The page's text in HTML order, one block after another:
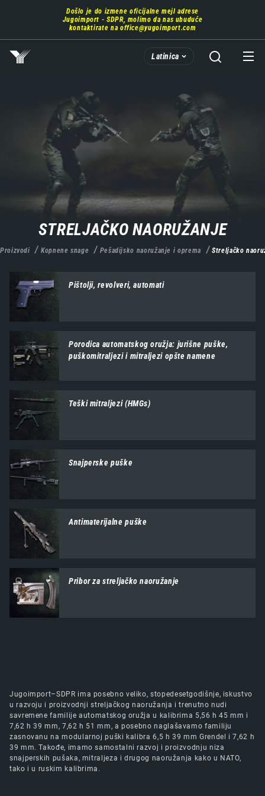
glavni
deo
sadržaja
Došlo je do izmene oficijalne mejl adrese
Jugoimport - SDPR, molimo da nas ubuduće
kontaktirate na office@yugoimport.com
Latinica
STRELJAČKO NAORUŽANJE
Proizvodi Kopnene snage Pešadijsko naoružanje i oprema Streljačko
Pištolji, revolveri, automati
Porodica automatskog oružja: jurišne puške,
puškomitraljezi i mitraljezi opšte namene
Teški mitraljezi (HMGs)
Snajperske puške
Antimaterijalne puške
Pribor za streljačko naoružanje
Jugoimport–SDPR ima posebno veliko, stopedesetgodišnje, iskustvo
u razvoju i proizvodnji streljačkog naoružanja i trenutno nudi
savremene familije automatskog oružja u kalibrima 5,56 h 45 mm i
7,62 h 39 mm, 7,62 h 51 mm, a posebno naglašavamo familiju
zasnovanu na modularnoj puški kalibra 6,5 h 39 mm Grendel i 7,62 h
39 mm. Takođe, imamo samostalni razvoj i proizvodnju niza
snajperskih pušaka, mitraljeza i drugog naoružanja kako u NATO,
tako i u ruskim kalibrima.